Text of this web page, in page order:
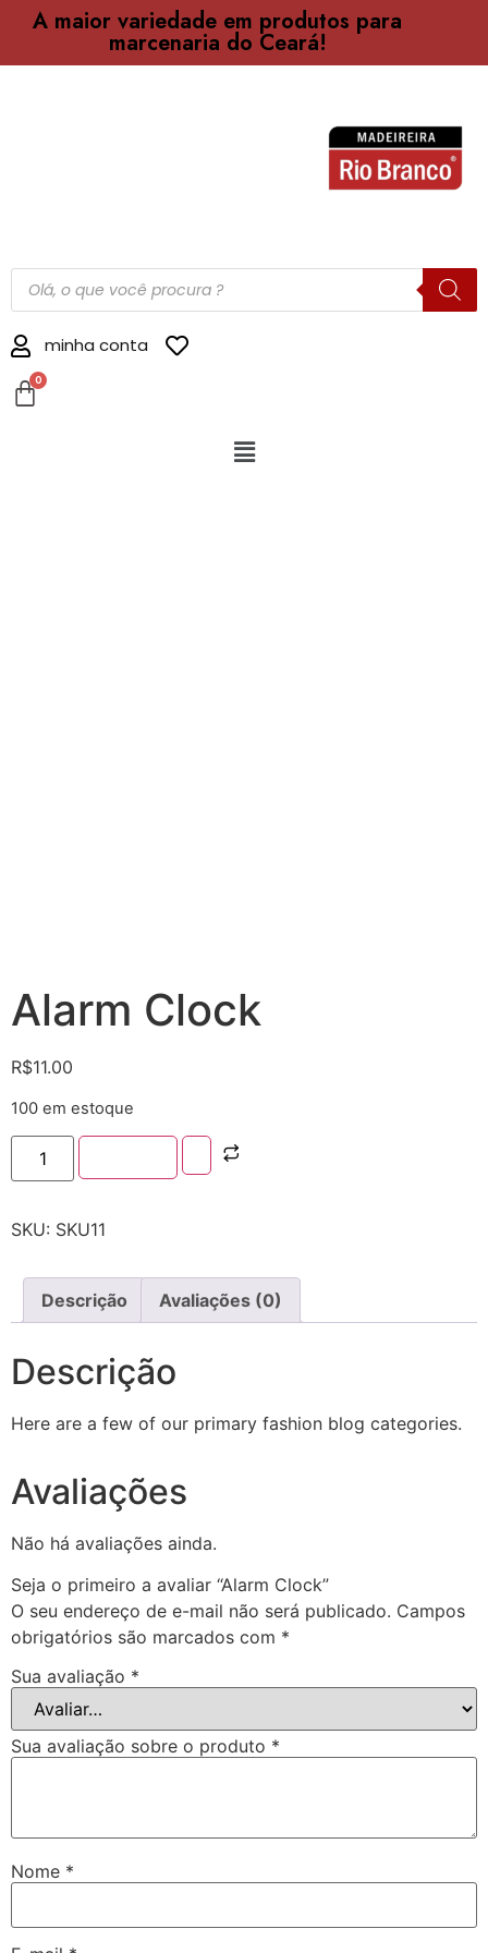
A maior variedade em produtos para
marcenaria do Ceará!
minha conta
Alarm Clock
R$11.00
100 em estoque
SKU: SKU11
Descrição Avaliações (0)
Descrição
Here are a few of our primary fashion blog categories.
Avaliações
Não há avaliações ainda.
Seja o primeiro a avaliar “Alarm Clock”
O seu endereço de e-mail não será publicado. Campos
obrigatórios são marcados com *
Sua avaliação *
Sua avaliação sobre o produto *
Nome *